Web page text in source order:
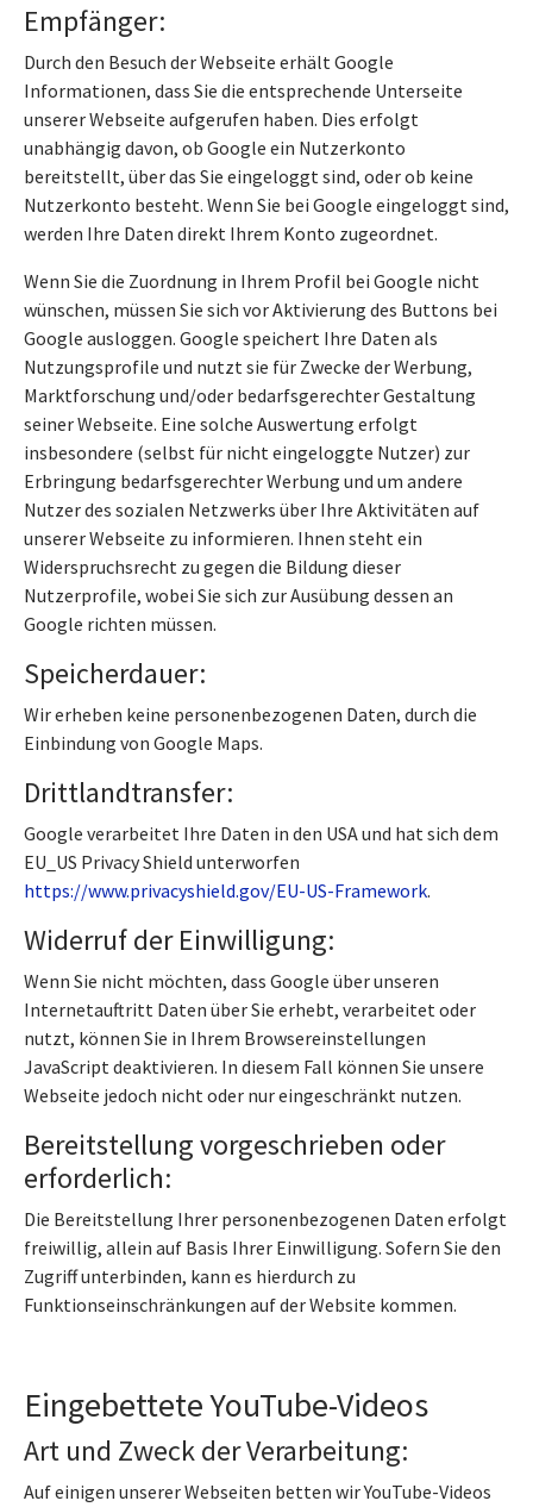
Empfänger:
Durch den Besuch der Webseite erhält Google
Informationen, dass Sie die entsprechende Unterseite
unserer Webseite aufgerufen haben. Dies erfolgt
unabhängig davon, ob Google ein Nutzerkonto
bereitstellt, über das Sie eingeloggt sind, oder ob keine
Nutzerkonto besteht. Wenn Sie bei Google eingeloggt sind,
werden Ihre Daten direkt Ihrem Konto zugeordnet.
Wenn Sie die Zuordnung in Ihrem Profil bei Google nicht
wünschen, müssen Sie sich vor Aktivierung des Buttons bei
Google ausloggen. Google speichert Ihre Daten als
Nutzungsprofile und nutzt sie für Zwecke der Werbung,
Marktforschung und/oder bedarfsgerechter Gestaltung
seiner Webseite. Eine solche Auswertung erfolgt
insbesondere (selbst für nicht eingeloggte Nutzer) zur
Erbringung bedarfsgerechter Werbung und um andere
Nutzer des sozialen Netzwerks über Ihre Aktivitäten auf
unserer Webseite zu informieren. Ihnen steht ein
Widerspruchsrecht zu gegen die Bildung dieser
Nutzerprofile, wobei Sie sich zur Ausübung dessen an
Google richten müssen.
Speicherdauer:
Wir erheben keine personenbezogenen Daten, durch die
Einbindung von Google Maps.
Drittlandtransfer:
Google verarbeitet Ihre Daten in den USA und hat sich dem
EU_US Privacy Shield unterworfen
https://www.privacyshield.gov/EU-US-Framework.
Widerruf der Einwilligung:
Wenn Sie nicht möchten, dass Google über unseren
Internetauftritt Daten über Sie erhebt, verarbeitet oder
nutzt, können Sie in Ihrem Browsereinstellungen
JavaScript deaktivieren. In diesem Fall können Sie unsere
Webseite jedoch nicht oder nur eingeschränkt nutzen.
Bereitstellung vorgeschrieben oder
erforderlich:
Die Bereitstellung Ihrer personenbezogenen Daten erfolgt
freiwillig, allein auf Basis Ihrer Einwilligung. Sofern Sie den
Zugriff unterbinden, kann es hierdurch zu
Funktionseinschränkungen auf der Website kommen.
Eingebettete YouTube-Videos
Art und Zweck der Verarbeitung:
Auf einigen unserer Webseiten betten wir YouTube-Videos